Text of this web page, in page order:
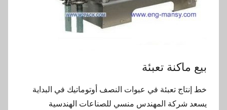
بيع ماكنة تعبئة
خط إنتاج تعبئة في عبوات النصف أوتوماتيك في البداية
يسعد شركة المهندس منسي للصناعات الهندسية